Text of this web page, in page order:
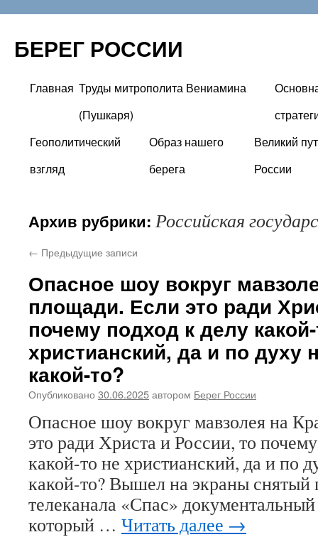
БЕРЕГ РОССИИ
Перейти
содержимому
Главная Труды митрополита Вениамина
(Пушкаря)
Геополитический
взгляд
Образ нашего
берега
Великий
России
Архив рубрики: Российская
← Предыдущие записи
Опасное шоу вокруг
площади. Если это ради
почему подход к делу
христианский, да и по духу
какой-то?
Опубликовано 30.06.2025автором Берег России
Опасное шоу вокруг мавзолея на
это ради Христа и России, то
какой-то не христианский, да и по
какой-то? Вышел на экраны снятый
телеканала «Спас»
который … Читать далее →